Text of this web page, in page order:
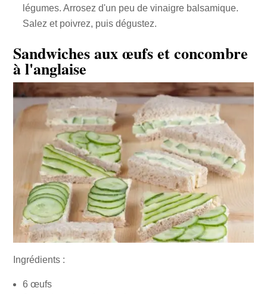
légumes. Arrosez d'un peu de vinaigre balsamique.
Salez et poivrez, puis dégustez.
Sandwiches aux œufs et concombre
à l'anglaise
Ingrédients :
6 œufs